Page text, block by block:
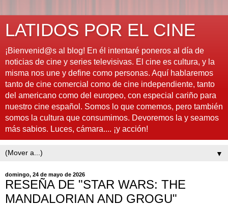
LATIDOS POR EL CINE
¡Bienvenid@s al blog! En él intentaré poneros al día de
noticias de cine y series televisivas. El cine es cultura, y la
misma nos une y define como personas. Aquí hablaremos
tanto de cine comercial como de cine independiente, tanto
del americano como del europeo, con especial cariño para
nuestro cine español. Somos lo que comemos, pero también
somos la cultura que consumimos. Devoremos la y seamos
más sabios. Luces, cámara.... ¡y acción!
▼
domingo, 24 de mayo de 2026
RESEÑA DE "STAR WARS: THE
MANDALORIAN AND GROGU"